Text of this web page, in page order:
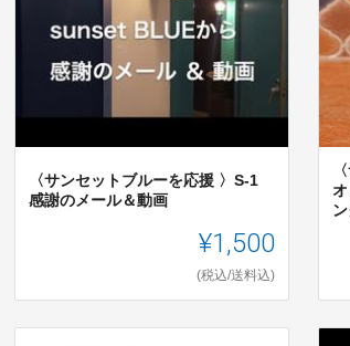
〈サンセットブルーを応援 〉S-1
感謝のメール＆動画
¥1,500
(税込/送料込)